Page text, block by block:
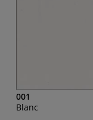
001
Blanc